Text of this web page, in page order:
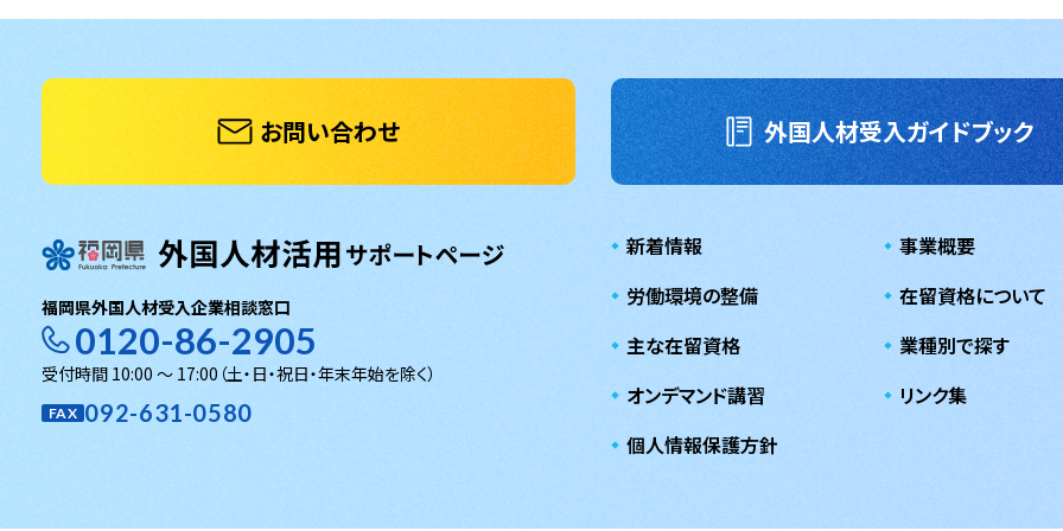
お問い合わせ 外国人材受入ガイドブック
福岡県外国人材受入企業相談窓口
0120-86-2905
受付時間 10:00 〜 17:00 （土・日・祝日・年末年始を除く）
FAX 092-631-0580
新着情報
事業概要
労働環境の整備
在留資格について
主な在留資格
業種別で探す
オンデマンド講習
リンク集
個人情報保護方針